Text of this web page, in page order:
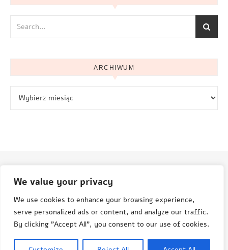
We value your privacy
We use cookies to enhance your browsing experience,
serve personalized ads or content, and analyze our traffic.
By clicking "Accept All", you consent to our use of cookies.
ARCHIWUM
© Aneta Grenda Życie i podróże
© Aneta Grenda, Życie i Podróże, 2015-2025